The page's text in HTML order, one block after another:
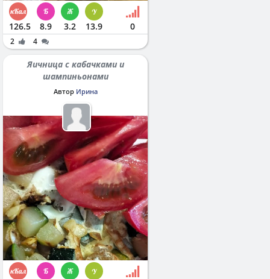
126.5 8.9 3.2 13.9 0
2 4
Яичница с кабачками и
шампиньонами
Автор Ирина